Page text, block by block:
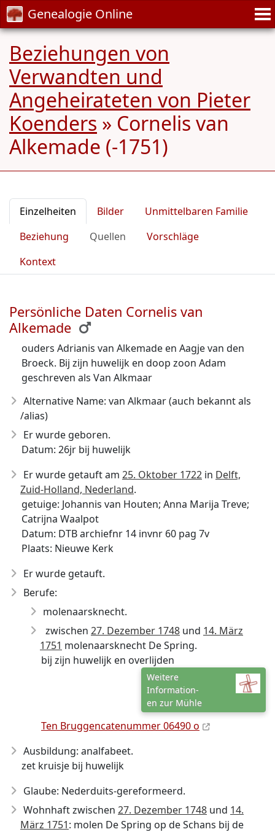
Genealogie Online
Beziehungen von
Verwandten und
Angeheirateten von Pieter
Koenders » Cornelis van
Alkemade (-1751)
Einzelheiten Bilder
Unmittelbaren Familie
Beziehung
Quellen
Vorschläge
Kontext
Persönliche Daten Cornelis van
Alkemade
ouders Adrianis van Alkemade en Aagje van den
Broeck. Bij zijn huwelijk en doop zoon Adam
geschreven als Van Alkmaar
Alternative Name: van Alkmaar (auch bekannt als
/alias)
Er wurde geboren.
Datum: 26jr bij huwelijk
Er wurde getauft am 25. Oktober 1722 in Delft,
Zuid-Holland, Nederland.
getuige: Johannis van Houten; Anna Marija Treve;
Catrijna Waalpot
Datum: DTB archiefnr 14 invnr 60 pag 7v
Plaats: Nieuwe Kerk
Er wurde getauft.
Berufe:
molenaarsknecht.
zwischen 27. Dezember 1748 und 14. März
1751 molenaarsknecht De Spring.
bij zijn huwelijk en overlijden
Weitere
Information-
en zur Mühle
Ten Bruggencatenummer 06490 o
Ausbildung: analfabeet.
zet kruisje bij huwelijk
Glaube: Nederduits-gereformeerd.
Wohnhaft zwischen 27. Dezember 1748 und 14.
März 1751: molen De Spring op de Schans bij de